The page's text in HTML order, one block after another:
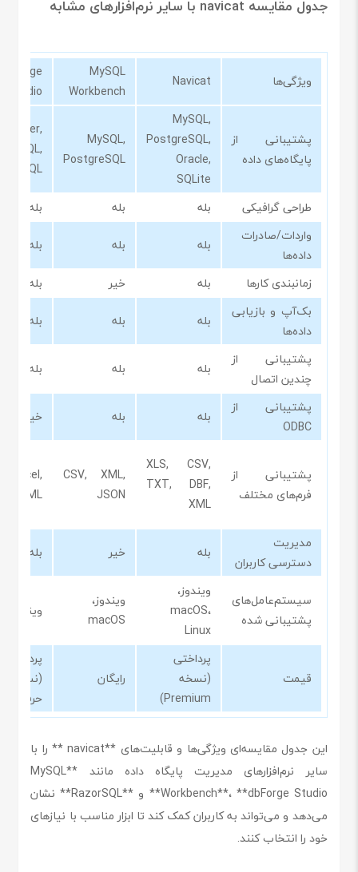
جدول مقایسه navicat با سایر نرم‌افزارهای مشابه
ویژگی‌ها Navicat
MySQL
Workbench
dbForge
Studio
پشتیبانی از
پایگاه‌های داده
MySQL,
PostgreSQL,
Oracle,
SQLite
MySQL,
PostgreSQL
Server,
MySQL,
طراحی گرافیکی
بله بله
بله
واردات/صادرات
داده‌ها
بله بله
بله
زمانبندی کارها
بله خیر
بله
بک‌آپ و بازیابی
داده‌ها
بله بله
بله
پشتیبانی از
چندین اتصال
بله بله
بله
پشتیبانی از
ODBC
بله بله خیر
پشتیبانی از
فرم‌های مختلف
XLS, CSV,
TXT, DBF,
XML
CSV, XML,
JSON
Excel,
XML
مدیریت
دسترسی کاربران
بله خیر بله
سیستم‌عامل‌های
پشتیبانی شده
ویندوز،
macOS،
Linux
ویندوز،
macOS
ویندوز
قیمت
پرداختی
(نسخه
Premium)
رایگان
پرداختی
(نسخه
حرفه‌ای)
این جدول مقایسه‌ای ویژگی‌ها و قابلیت‌های **navicat ** را با
سایر نرم‌افزارهای مدیریت پایگاه داده مانند **MySQL
Workbench**، **dbForge Studio** و **RazorSQL** نشان
می‌دهد و می‌تواند به کاربران کمک کند تا ابزار مناسب با نیازهای
خود را انتخاب کنند.